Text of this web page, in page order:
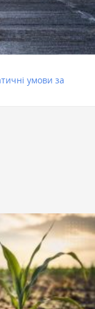
умови за